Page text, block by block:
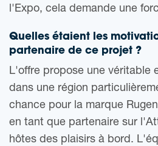
l'Expo, cela demande une
Quelles étaient les
partenaire de ce projet ?
L'offre propose une véritable
dans une région
chance pour la marque
en tant que partenaire sur
hôtes des plaisirs à bord.